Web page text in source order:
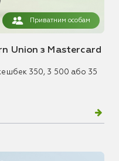
Приватним особам
Union з Mastercard
350, 3 500 або 35